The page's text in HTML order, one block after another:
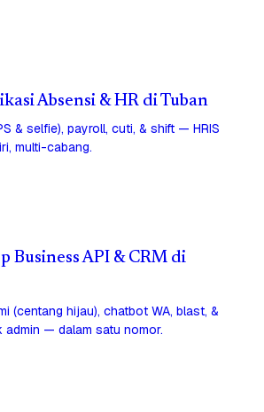
Absensi & HR di Tuban
& selfie), payroll, cuti, & shift — HRIS
multi-cabang.
Business API & CRM di
(centang hijau), chatbot WA, blast, &
admin — dalam satu nomor.